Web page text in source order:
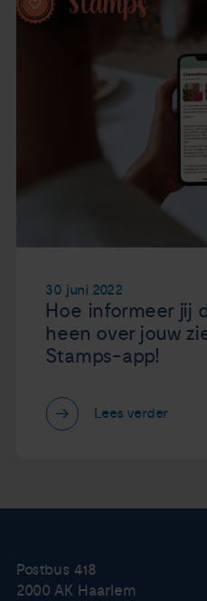
30 juni 2022
Hoe informeer jij
heen over jouw
Stamps-app!
Lees verder
Postbus 418
2000 AK Haarlem